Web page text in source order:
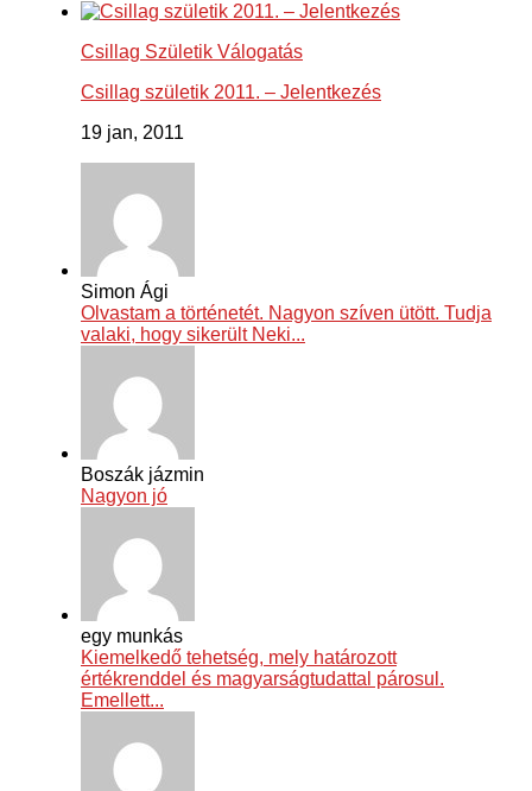
Csillag Születik Válogatás
Csillag születik 2011. – Jelentkezés
19 jan, 2011
Simon Ági
Olvastam a történetét. Nagyon szíven ütött. Tudja
valaki, hogy sikerült Neki...
Boszák jázmin
Nagyon jó
egy munkás
Kiemelkedő tehetség, mely határozott
értékrenddel és magyarságtudattal párosul.
Emellett...